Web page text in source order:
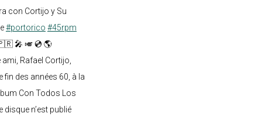
con Cortijo y Su
#portorico #45rpm
🎤 🎺 💿 🌎
Rafael Cortijo,
fin des années 60, à la
Con Todos Los
disque n’est publié